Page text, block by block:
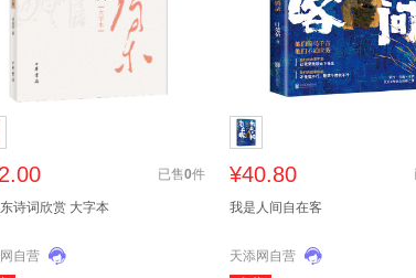
已售0件
诗词欣赏 大字本
自营
¥40.80
我是人间自在客
天添网自营